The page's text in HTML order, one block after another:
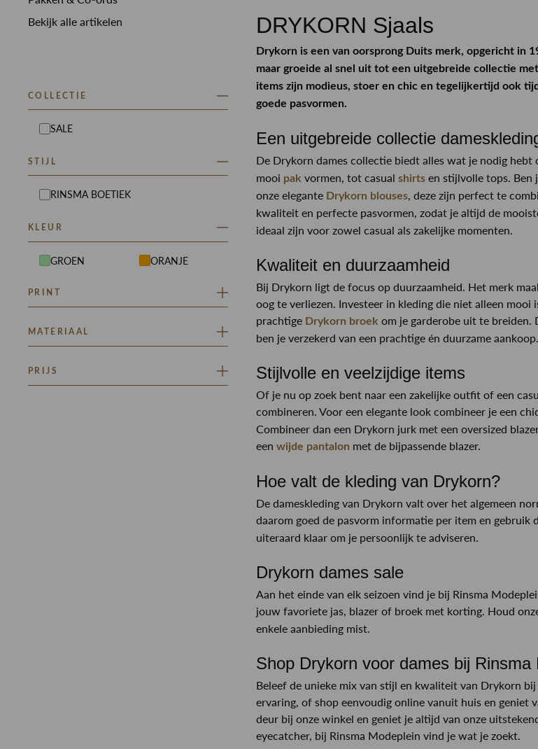
Bekijk alle artikelen
COLLECTIE
SALE
STIJL
RINSMA BOETIEK
KLEUR
GROEN ORANJE
PRINT
EFFEN
MATERIAAL
NON STRETCH
PRIJS
DRYKORN Sjaals
Drykorn is een van oorsprong Duits merk, opgericht in
maar groeide al snel uit tot een uitgebreide collectie
items zijn modieus, stoer en chic en tegelijkertijd ook
goede pasvormen.
Een uitgebreide collectie
De Drykorn dames collectie biedt alles wat je nodig hebt
mooi pak vormen, tot casual shirts en stijlvolle tops. Ben
onze elegante Drykorn blouses, deze zijn perfect te
kwaliteit en perfecte pasvormen, zodat je altijd de
ideaal zijn voor zowel casual als zakelijke momenten.
Kwaliteit en duurzaamheid
Bij Drykorn ligt de focus op duurzaamheid. Het merk
oog te verliezen. Investeer in kleding die niet alleen mooi
prachtige Drykorn broek om je garderobe uit te breiden.
ben je verzekerd van een prachtige én duurzame aankoop.
Stijlvolle en veelzijdige items
Of je nu op zoek bent naar een zakelijke outfit of een
combineren. Voor een elegante look combineer je een
Combineer dan een Drykorn jurk met een oversized
een wijde pantalon met de bijpassende blazer.
Hoe valt de kleding van Drykorn?
De dameskleding van Drykorn valt over het algemeen
daarom goed de pasvorm informatie per item en gebruik
uiteraard klaar om je persoonlijk te adviseren.
Drykorn dames sale
Aan het einde van elk seizoen vind je bij Rinsma
jouw favoriete jas, blazer of broek met korting. Houd
enkele aanbieding mist.
Shop Drykorn voor dames bij Rinsma
Beleef de unieke mix van stijl en kwaliteit van Drykorn
ervaring, of shop eenvoudig online vanuit huis en geniet
deur bij onze winkel en geniet je altijd van onze
eyecatcher, bij Rinsma Modeplein vind je wat je zoekt.